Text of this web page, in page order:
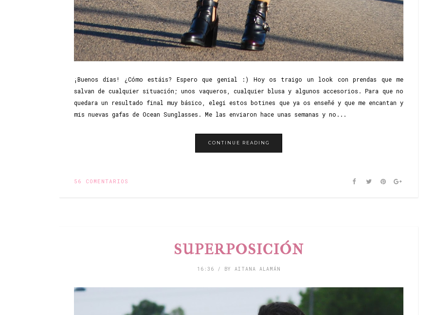
¡Buenos días! ¿Cómo estáis? Espero que genial :) Hoy os traigo un look con prendas que me
salvan de cualquier situación; unos vaqueros, cualquier blusa y algunos accesorios. Para que no
quedara un resultado final muy básico, elegí estos botines que ya os enseñé y que me encantan y
mis nuevas gafas de Ocean Sunglasses. Me las enviaron hace unas semanas y no...
CONTINUE READING
56 COMENTARIOS
SUPERPOSICIÓN
16:36 / BY AITANA ALAMÁN